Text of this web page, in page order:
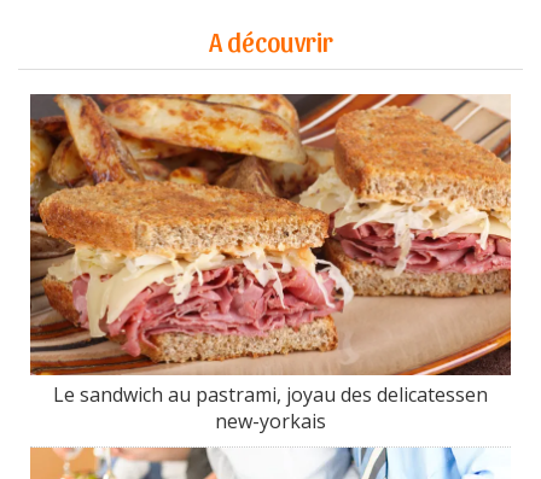
A découvrir
Le sandwich au pastrami, joyau des delicatessen
new-yorkais